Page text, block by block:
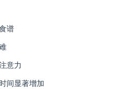
谱
意力
间显著增加